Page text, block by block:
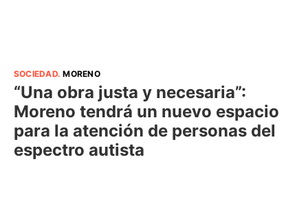
SOCIEDAD.MORENO
“Una obra justa y necesaria”:
Moreno tendrá un nuevo espacio
para la atención de personas del
espectro autista